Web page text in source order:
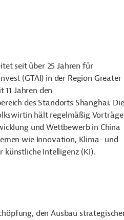
seit über 25 Jahren für
(GTAI) in der Region Greater
11 Jahren den
des Standorts Shanghai. Die
hält regelmäßig Vorträge
und Wettbewerb in China
wie Innovation, Klima- und
künstliche Intelligenz (KI).
den Ausbau